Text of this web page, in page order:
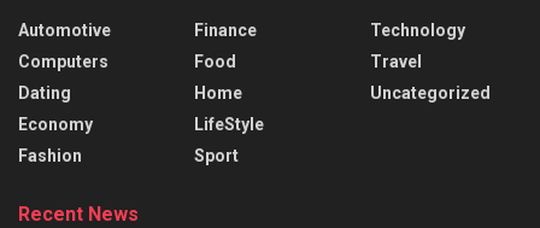
Automotive
Computers
Dating
Economy
Fashion
Finance
Food
Home
LifeStyle
Sport
Technology
Travel
Uncategorized
Recent News